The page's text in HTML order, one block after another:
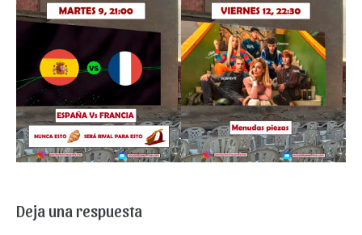
Deja una respuesta